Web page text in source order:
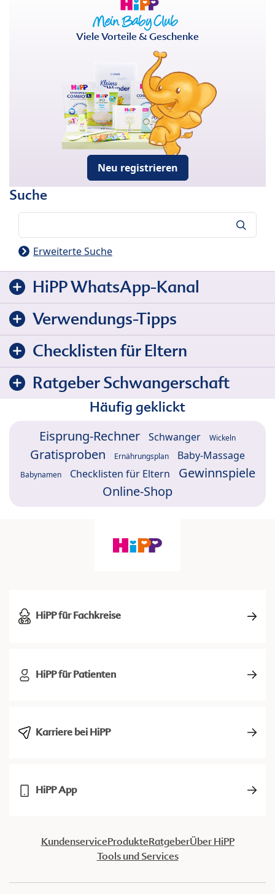
Viele Vorteile & Geschenke
Neu registrieren
Suche
Erweiterte Suche
HiPP WhatsApp-Kanal
Verwendungs-Tipps
Checklisten für Eltern
Ratgeber Schwangerschaft
Häufig geklickt
Eisprung-Rechner Schwanger Wickeln
Gratisproben Ernährungsplan Baby-Massage
Babynamen Checklisten für Eltern
Gewinnspiele
Online-Shop
HiPP für Fachkreise
HiPP für Patienten
Karriere bei HiPP
HiPP App
KundenserviceProdukteRatgeberÜber HiPP
Tools und Services